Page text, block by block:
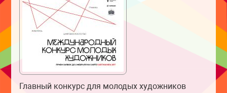
Главный конкурс для молодых художников